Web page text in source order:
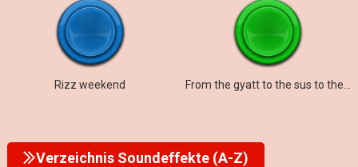
Rizz weekend
Verzeichnis Soundeffekte (A-Z)